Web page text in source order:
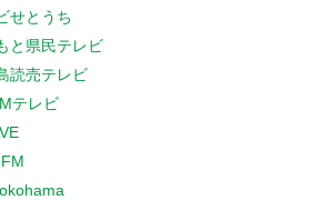
せとうち
と県民テレビ
読売テレビ
テレビ